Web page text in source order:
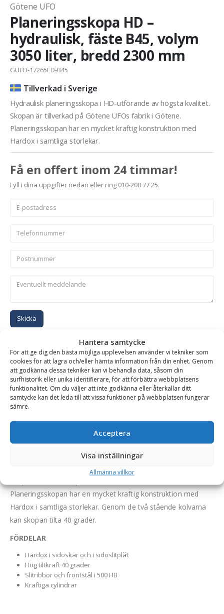
Hantera samtycke
För att ge dig den bästa möjliga upplevelsen använder vi tekniker som
cookies för att lagra och/eller hämta information från din enhet. Genom
att godkänna dessa tekniker kan vi behandla data, såsom din
surfhistorik eller unika identifierare, för att förbättra webbplatsens
funktionalitet. Om du väljer att inte godkänna eller återkallar ditt
samtycke kan det leda till att vissa funktioner på webbplatsen fungerar
sämre.
Acceptera
Visa inställningar
Allmänna villkor
Götene UFO
Planeringsskopa HD –
hydraulisk, fäste B45, volym
3050 liter, bredd 2300 mm
GUFO-17265ED-B45
Tillverkad i Sverige
Hydraulisk planeringsskopa i HD-utförande av högsta kvalitet.
Skopan är tillverkad på Götene UFOs fabrik i Götene.
Planeringsskopan har en mycket kraftig konstruktion med
Hardox i samtliga storlekar.
Få en offert inom 24 timmar!
Fyll i dina uppgifter nedan eller ring 010-200 77 25.
Skicka
Se alla produkter inom samma kategori
Hydrauliska Planeringsskopor
BESKRIVNING
Planeringsskopa HD – hydraulisk, fäste B45, volym 3050
Hydraulisk planeringsskopa i HD-utförande av högsta kvalitet.
Planeringsskopan har en mycket kraftig konstruktion med
Hardox i samtliga storlekar. Genom de två stående kolvarna
kan skopan tilta 40 grader.
FÖRDELAR
Hardox i sidoskär och i sidoslitplåt
Hög tiltkraft 40 grader
Slitribbor och frontstål i 500 HB
Kraftiga cylindrar